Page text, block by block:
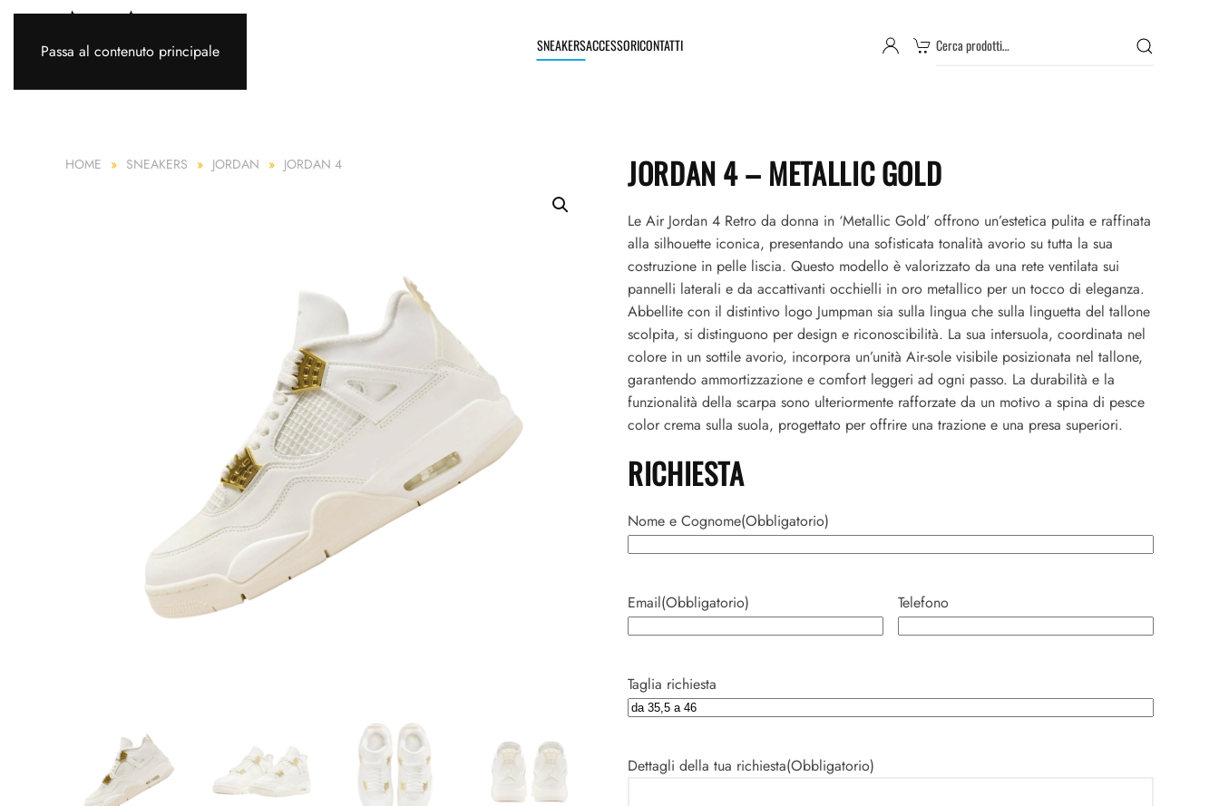
Passa al contenuto principale SNEAKERSACCESSORICONTATTI
HOME SNEAKERS JORDAN JORDAN 4 JORDAN 4 – METALLIC GOLD
Le Air Jordan 4 Retro da donna in ‘Metallic Gold’ offrono un’estetica pulita e raffinata
alla silhouette iconica, presentando una sofisticata tonalità avorio su tutta la sua
costruzione in pelle liscia. Questo modello è valorizzato da una rete ventilata sui
pannelli laterali e da accattivanti occhielli in oro metallico per un tocco di eleganza.
Abbellite con il distintivo logo Jumpman sia sulla lingua che sulla linguetta del tallone
scolpita, si distinguono per design e riconoscibilità. La sua intersuola, coordinata nel
colore in un sottile avorio, incorpora un’unità Air-sole visibile posizionata nel tallone,
garantendo ammortizzazione e comfort leggeri ad ogni passo. La durabilità e la
funzionalità della scarpa sono ulteriormente rafforzate da un motivo a spina di pesce
color crema sulla suola, progettato per offrire una trazione e una presa superiori.
RICHIESTA
Nome e Cognome(Obbligatorio)
Email(Obbligatorio) Telefono
Taglia richiesta
Dettagli della tua richiesta(Obbligatorio)